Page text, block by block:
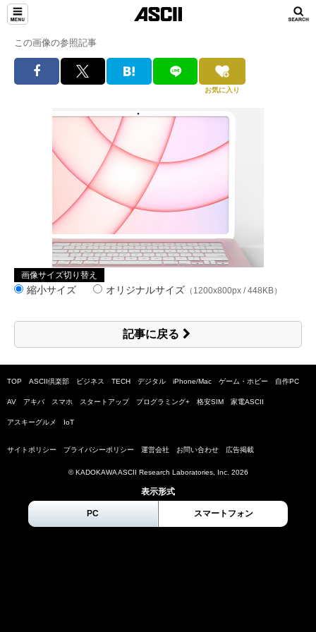
この画像の参照記事
お気に入り
画像サイズ切り替え
縮小サイズ オリジナルサイズ （1200x800px / 448KB）
記事に戻る
TOP ASCII倶楽部 ビジネス TECH デジタル iPhone/Mac ゲーム・ホビー 自作PC
AV アキバ スマホ スタートアップ プログラミング+ 格安SIM 家電ASCII
アスキーグルメ IoT
サイトポリシー プライバシーポリシー 運営会社 お問い合わせ 広告掲載
© KADOKAWA ASCII Research Laboratories, Inc. 2026
表示形式
PC スマートフォン